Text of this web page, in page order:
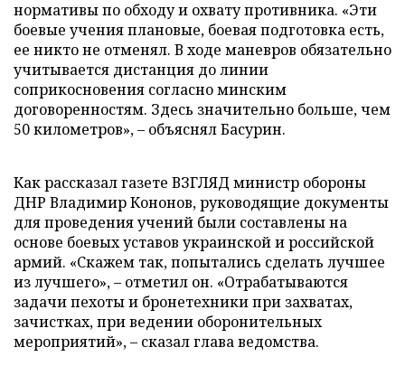
нормативы по обходу и охвату противника. «Эти
боевые учения плановые, боевая подготовка есть,
ее никто не отменял. В ходе маневров обязательно
учитывается дистанция до линии
соприкосновения согласно минским
договоренностям. Здесь значительно больше, чем
50 километров», – объяснял Басурин.
Как рассказал газете ВЗГЛЯД министр обороны
ДНР Владимир Кононов, руководящие документы
для проведения учений были составлены на
основе боевых уставов украинской и российской
армий. «Скажем так, попытались сделать лучшее
из лучшего», – отметил он. «Отрабатываются
задачи пехоты и бронетехники при захватах,
зачистках, при ведении оборонительных
мероприятий», – сказал глава ведомства.